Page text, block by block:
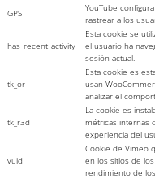
GPS
YouTube
rastrear a los
has_recent_activity
Esta cookie se
el usuario ha
sesión actual.
tk_or
Esta cookie es
usan
analizar el
tk_r3d
La cookie es
métricas internas
experiencia del
vuid
Cookie de Vimeo
en los sitios de
rendimiento de